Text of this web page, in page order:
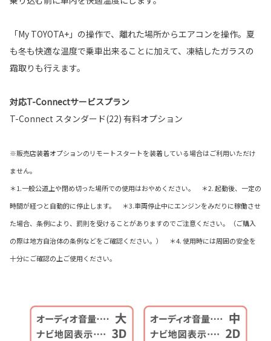
「My TOYOTA+」の操作で、離れた場所からエアコンを操作。夏
も冬も快適な温度で乗車出来ることに加えて、凍結したガラスの
霜取りも行えます。
対応T-Connectサービスプラン
T-Connect スタンダード(22) 有料オプション
※販売店装着オプションのリモートスタートを装着している場合はご利用いただけ
ません。
＊1.一般公道上や閉め切った場所での使用はおやめください。 ＊2. 起動後、一定の
時間が経つと自動的に停止します。 ＊3.車両停止中にエンジンをみだりに稼働させ
た場合、条例により、罰則を受けることがありますのでご注意ください。（ご購入
の際は地方自治体の条例などをご確認ください。） ＊4. 使用時には周囲の安全を
十分にご確認の上ご使用ください。